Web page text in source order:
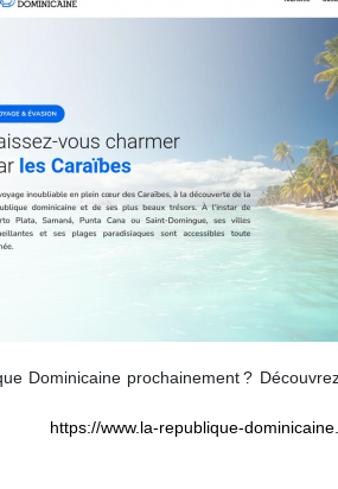
Dominicaine prochainement ?
https://www.la-republique-